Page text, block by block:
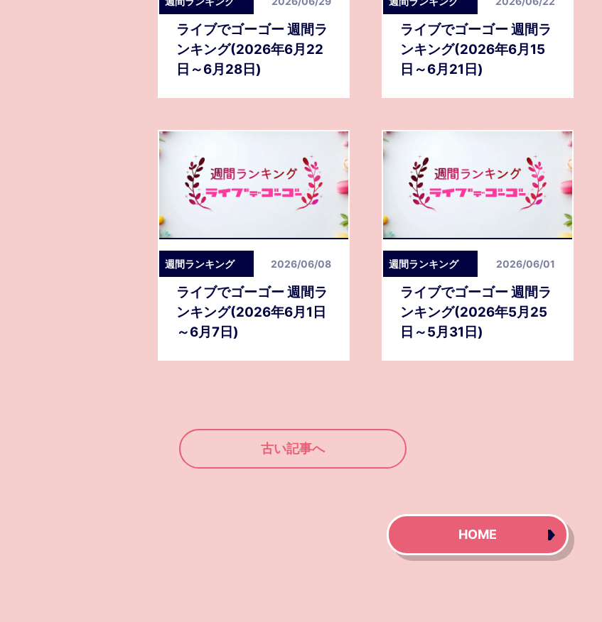
ライブでゴーゴー 週間ラ
ンキング(2026年6月22
日～6月28日)
ライブでゴーゴー 週間ラ
ンキング(2026年6月15
日～6月21日)
週間ランキング 2026/06/08
ライブでゴーゴー 週間ラ
ンキング(2026年6月1日
～6月7日)
週間ランキング 2026/06/01
ライブでゴーゴー 週間ラ
ンキング(2026年5月25
日～5月31日)
古い記事へ
HOME